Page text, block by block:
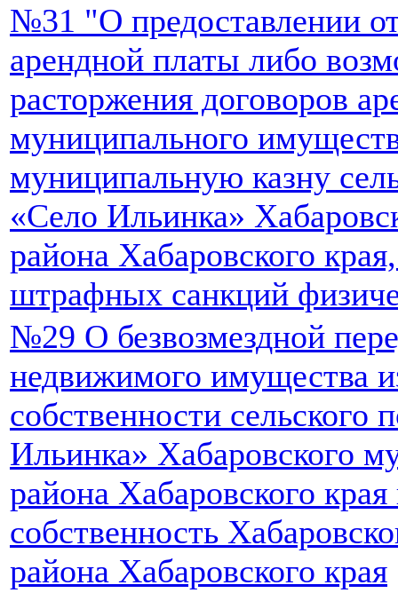
№31 "О предоставлении
арендной платы либо
расторжения договоров
муниципального
муниципальную казну
«Село Ильинка»
района Хабаровского
штрафных санкций
№29 О безвозмездной
недвижимого имущества
собственности сельского
Ильинка» Хабаровского
района Хабаровского
собственность
района Хабаровского края